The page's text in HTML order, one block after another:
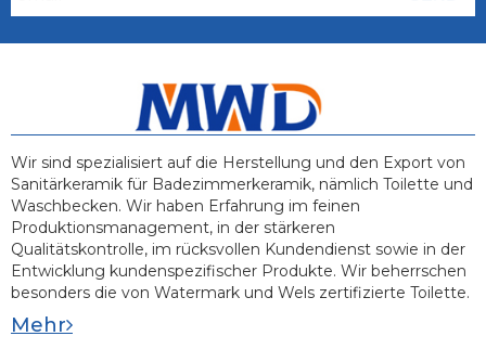
Wir sind spezialisiert auf die Herstellung und den Export von
Sanitärkeramik für Badezimmerkeramik, nämlich Toilette und
Waschbecken. Wir haben Erfahrung im feinen
Produktionsmanagement, in der stärkeren
Qualitätskontrolle, im rücksvollen Kundendienst sowie in der
Entwicklung kundenspezifischer Produkte. Wir beherrschen
besonders die von Watermark und Wels zertifizierte Toilette.
Mehr